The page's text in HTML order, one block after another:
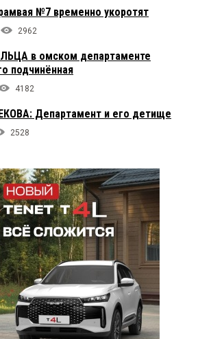
№7 временно укоротят
2962
в омском департаменте
подчинённая
4182
Департамент и его детище
2528